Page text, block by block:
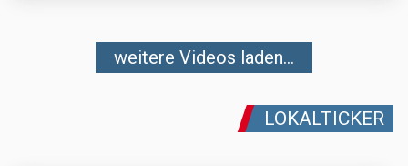
weitere Videos laden...
LOKALTICKER